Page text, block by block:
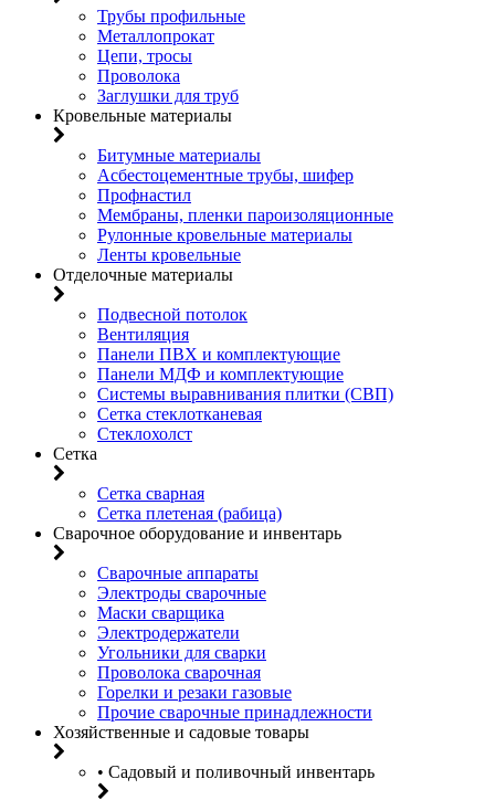
Трубы профильные
Металлопрокат
Цепи, тросы
Проволока
Заглушки для труб
Кровельные материалы
Битумные материалы
Асбестоцементные трубы, шифер
Профнастил
Мембраны, пленки пароизоляционные
Рулонные кровельные материалы
Ленты кровельные
Отделочные материалы
Подвесной потолок
Вентиляция
Панели ПВХ и комплектующие
Панели МДФ и комплектующие
Системы выравнивания плитки (СВП)
Сетка стеклотканевая
Стеклохолст
Сетка
Сетка сварная
Сетка плетеная (рабица)
Сварочное оборудование и инвентарь
Сварочные аппараты
Электроды сварочные
Маски сварщика
Электродержатели
Угольники для сварки
Проволока сварочная
Горелки и резаки газовые
Прочие сварочные принадлежности
Хозяйственные и садовые товары
• Садовый и поливочный инвентарь